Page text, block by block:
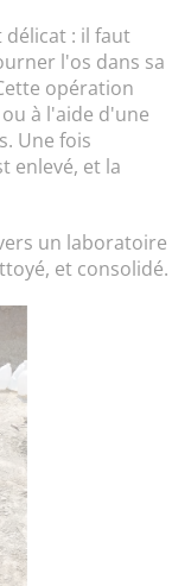
: il faut
l'os dans sa
opération
à l'aide d'une
Une fois
enlevé, et la
un laboratoire
et consolidé.